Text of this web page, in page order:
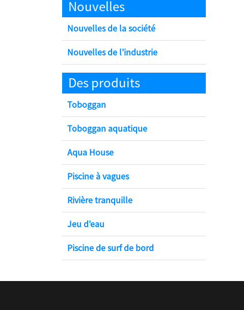
Nouvelles
Nouvelles de la société
Nouvelles de l'industrie
Des produits
Toboggan
Toboggan aquatique
Aqua House
Piscine à vagues
Rivière tranquille
Jeu d'eau
Piscine de surf de bord